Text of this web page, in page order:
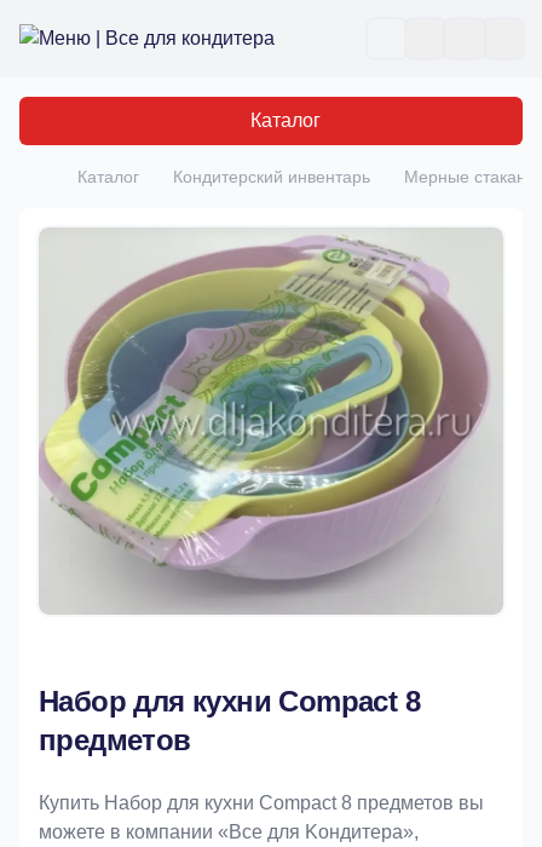
Все для кондитера
Каталог
Главная
Каталог Кондитерский инвентарь Мерные стаканы
Набор для кухни Compact 8
предметов
Купить Набор для кухни Compact 8 предметов вы
можете в компании «Bce для Koндитeрa»,